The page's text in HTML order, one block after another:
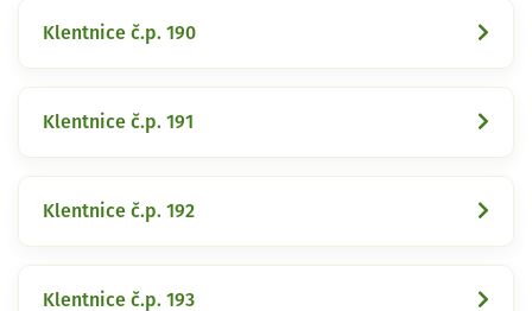
Klentnice č.p. 190
Klentnice č.p. 191
Klentnice č.p. 192
Klentnice č.p. 193